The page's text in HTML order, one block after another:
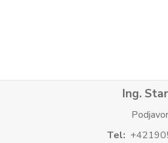
Ing.
Tel: